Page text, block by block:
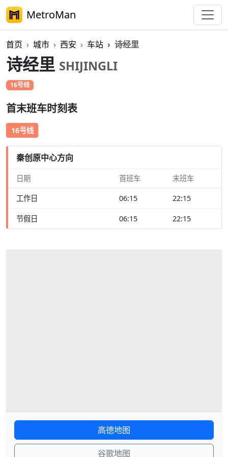
MetroMan
首页 城市 西安 车站 诗经里
诗经里 SHIJINGLI
16号线
首末班车时刻表
16号线
秦创原中心方向
日期 首班车 末班车
工作日 06:15 22:15
节假日 06:15 22:15
高德地图
谷歌地图